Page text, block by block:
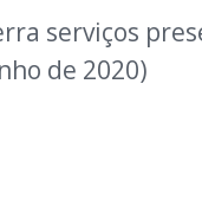
serviços
de 2020)